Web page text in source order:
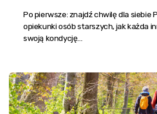
Po pierwsze: znajdź chwilę dla siebie
opiekunki osób starszych, jak każda
swoją kondycję…